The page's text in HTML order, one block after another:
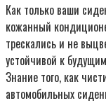
Как только ваши
кожанный
трескались и не
устойчивой к
Знание того, как
автомобильных